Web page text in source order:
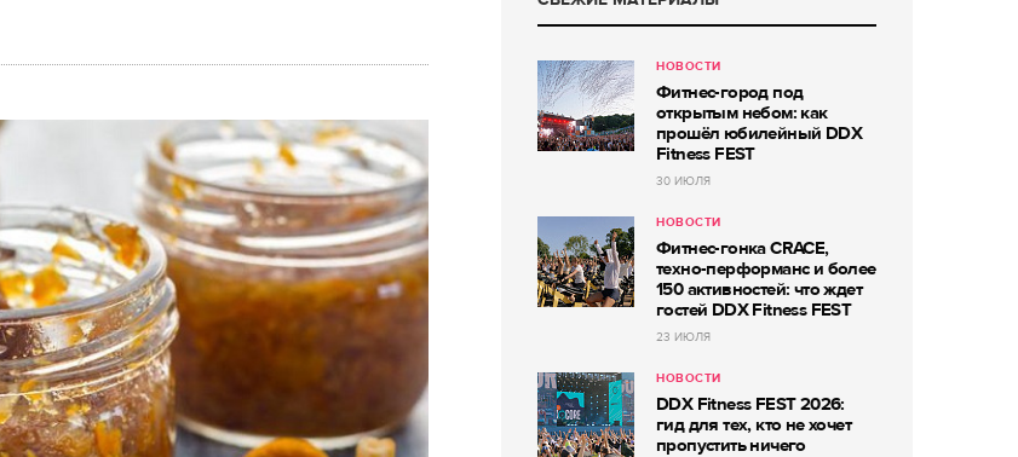
НОВОСТИ
Фитнес-город под
открытым небом: как
прошёл юбилейный DDX
Fitness FEST
30 ИЮЛЯ
НОВОСТИ
Фитнес-гонка CRACE,
техно-перформанс и более
150 активностей: что ждет
гостей DDX Fitness FEST
23 ИЮЛЯ
НОВОСТИ
DDX Fitness FEST 2026:
гид для тех, кто не хочет
пропустить ничего